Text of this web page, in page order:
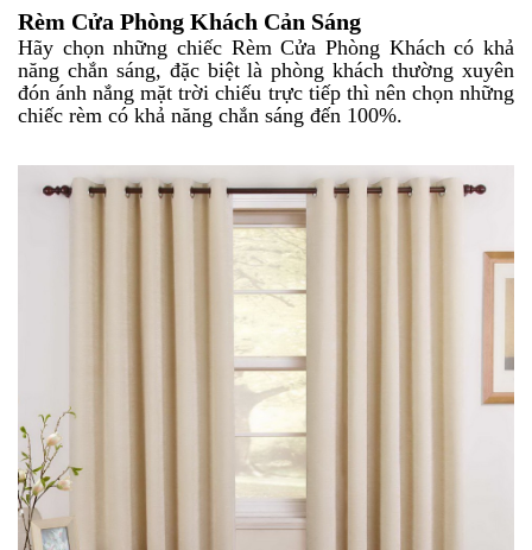
Rèm Cửa Phòng Khách Cản Sáng
Hãy chọn những chiếc Rèm Cửa Phòng Khách có khả
năng chắn sáng, đặc biệt là phòng khách thường xuyên
đón ánh nắng mặt trời chiếu trực tiếp thì nên chọn những
chiếc rèm có khả năng chắn sáng đến 100%.